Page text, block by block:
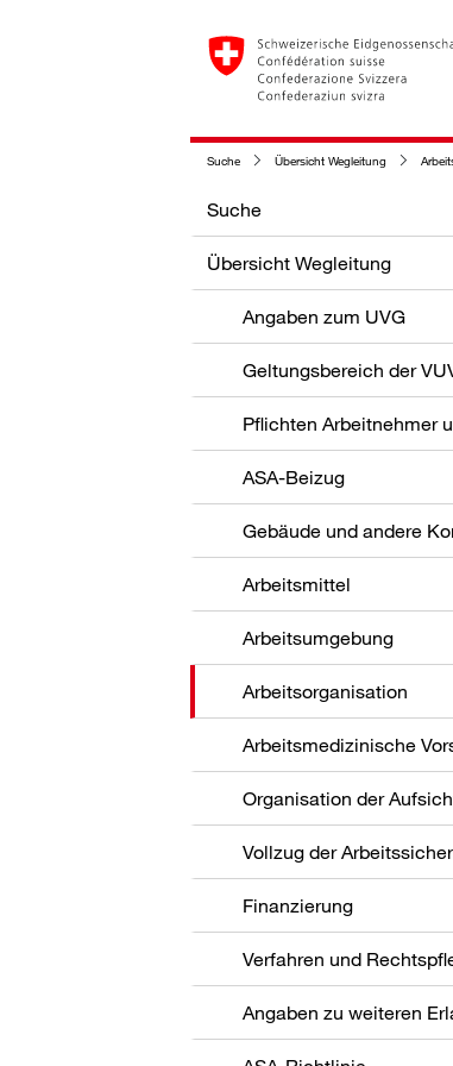
Suche Übersicht Wegleitung
Suche
Übersicht Wegleitung
Angaben zum UVG
Geltungsbereich der
Pflichten Arbeitnehmer
ASA-Beizug
Gebäude und andere
Arbeitsmittel
Arbeitsumgebung
Arbeitsorganisation
Arbeitsmedizinische
Organisation der
Vollzug der
Finanzierung
Verfahren und
Angaben zu weiteren